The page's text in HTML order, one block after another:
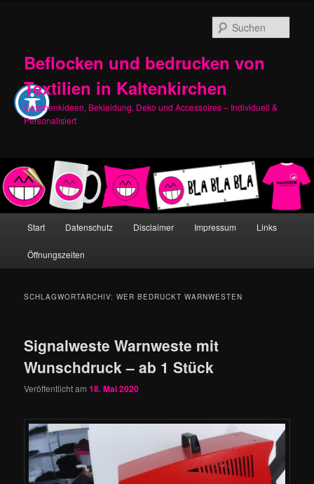
Beflocken und bedrucken von
Textilien in Kaltenkirchen
Geschenkideen, Bekleidung, Deko und Accessoires – Individuell &
Personalisiert
Start Datenschutz Disclaimer Impressum Links
Öffnungszeiten
SCHLAGWORTARCHIV:WER BEDRUCKT WARNWESTEN
Signalweste Warnweste mit
Wunschdruck – ab 1 Stück
Veröffentlicht am18. Mai 2020